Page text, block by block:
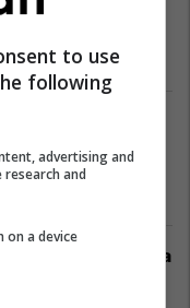
Kryesit e
të depërtuar
Serbia nuk i ka
trupa që mund
to use
following
advertising and
and
on a device